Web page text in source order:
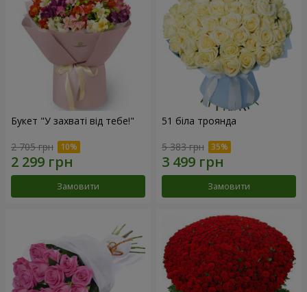
Букет "У захваті від тебе!"
2 705 грн
Замовити
51 біла троянда
5 383 грн
Замовити